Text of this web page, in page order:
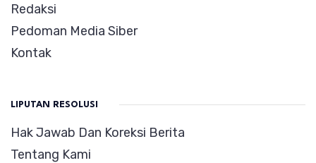
Redaksi
Pedoman Media Siber
Kontak
LIPUTAN RESOLUSI
Hak Jawab Dan Koreksi Berita
Tentang Kami